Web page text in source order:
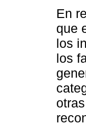
En
que
los
los